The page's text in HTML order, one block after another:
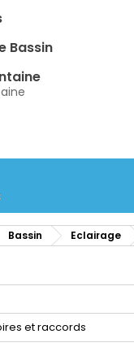
Bassin
Bassin Eclairage
et raccords